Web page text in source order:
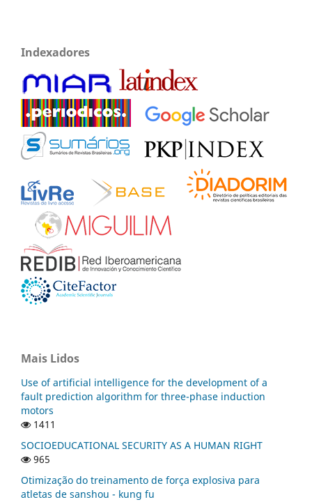
Indexadores
Mais Lidos
Use of artificial intelligence for the development of a
fault prediction algorithm for three-phase induction
motors
1411
SOCIOEDUCATIONAL SECURITY AS A HUMAN RIGHT
965
Otimização do treinamento de força explosiva para
atletas de sanshou - kung fu